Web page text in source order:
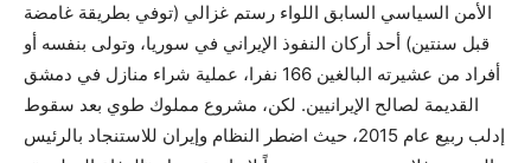
الأمن السياسي السابق اللواء رستم غزالي (توفي بطريقة غامضة
قبل سنتين) أحد أركان النفوذ الإيراني في سوريا، وتولى بنفسه أو
أفراد من عشيرته البالغين 166 نفرا، عملية شراء منازل في دمشق
القديمة لصالح الإيرانيين. لكن، مشروع مملوك طوي بعد سقوط
إدلب ربيع عام 2015، حيث اضطر النظام وإيران للاستنجاد بالرئيس